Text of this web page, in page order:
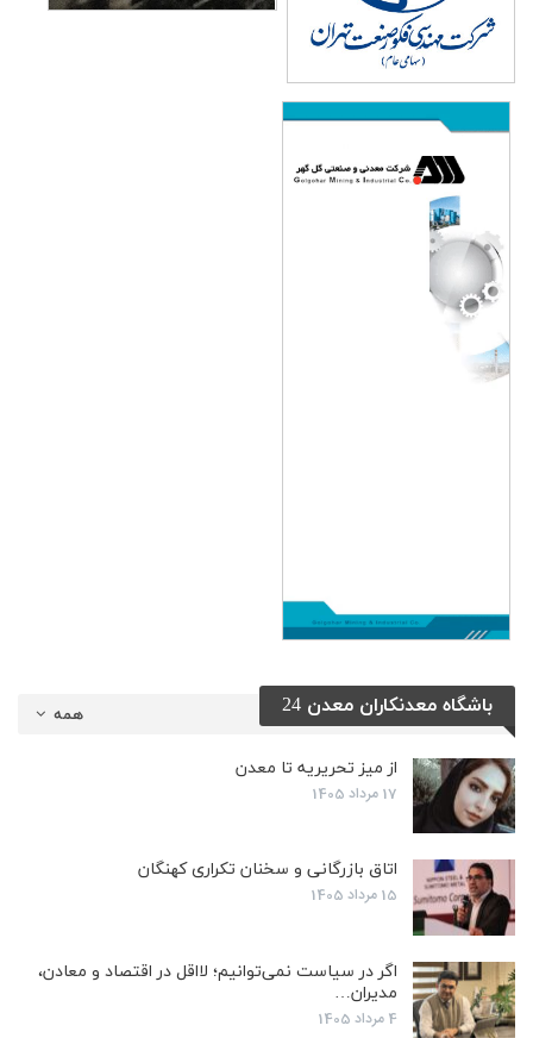
همه باشگاه معدنکاران معدن 24
از میز تحریریه تا معدن
17 مرداد 1405
اتاق بازرگانی و سخنان تکراری کهنگان
15 مرداد 1405
اگر در سیاست نمی‌توانیم؛ لااقل در اقتصاد و معادن،
مدیران…
4 مرداد 1405